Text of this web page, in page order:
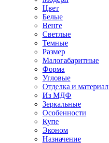
Цвет
Белые
Венге
Светлые
Темные
Размер
Малогабаритные
Форма
Угловые
Отделка и материал
Из МДФ
Зеркальные
Особенности
Купе
Эконом
Назначение